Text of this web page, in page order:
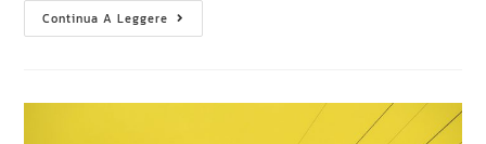
Continua A Leggere